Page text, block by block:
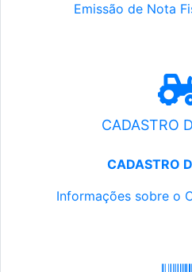
Emissão de Nota
CADASTRO
CADASTRO
Informações sobre o